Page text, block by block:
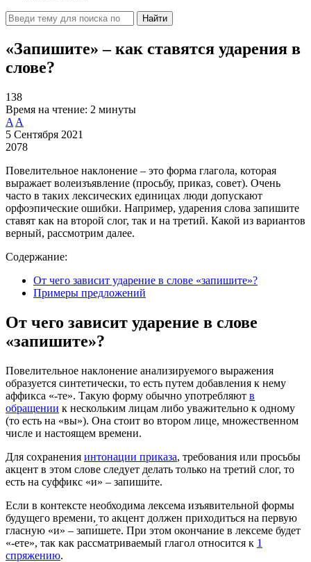
Найти
«Запишите» – как ставятся ударения в
слове?
138
Время на чтение: 2 минуты
A A
5 Сентября 2021
2078
Повелительное наклонение – это форма глагола, которая
выражает волеизъявление (просьбу, приказ, совет). Очень
часто в таких лексических единицах люди допускают
орфоэпические ошибки. Например, ударения слова запишите
ставят как на второй слог, так и на третий. Какой из вариантов
верный, рассмотрим далее.
Содержание:
От чего зависит ударение в слове «запишите»?
Примеры предложений
От чего зависит ударение в слове
«запишите»?
Повелительное наклонение анализируемого выражения
образуется синтетически, то есть путем добавления к нему
аффикса «-те». Такую форму обычно употребляют в
обращении к нескольким лицам либо уважительно к одному
(то есть на «вы»). Она стоит во втором лице, множественном
числе и настоящем времени.
Для сохранения интонации приказа, требования или просьбы
акцент в этом слове следует делать только на третий слог, то
есть на суффикс «и» – запиши́те.
Если в контексте необходима лексема изъявительной формы
будущего времени, то акцент должен приходиться на первую
гласную «и» – запи́шете. При этом окончание в лексеме будет
«-ете», так как рассматриваемый глагол относится к 1
спряжению.